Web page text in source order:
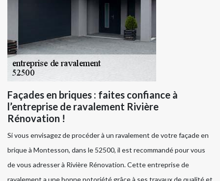
Façades en briques : faites confiance à
l’entreprise de ravalement Rivière
Rénovation !
Si vous envisagez de procéder à un ravalement de votre façade en
brique à Montesson, dans le 52500, il est recommandé pour vous
de vous adresser à Rivière Rénovation. Cette entreprise de